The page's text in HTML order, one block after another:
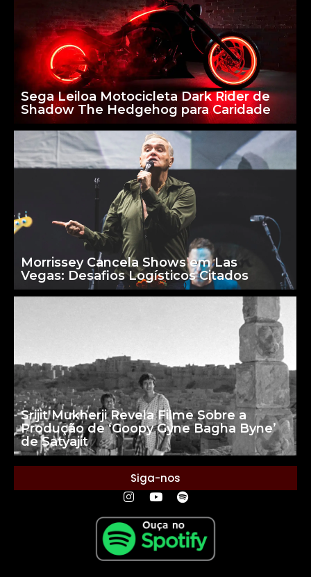
Sega Leiloa Motocicleta Dark Rider de
Shadow The Hedgehog para Caridade
Morrissey Cancela Shows em Las
Vegas: Desafios Logísticos Citados
Srijit Mukherji Revela Filme Sobre a
Produção de ‘Goopy Gyne Bagha Byne’
de Satyajit
Siga-nos